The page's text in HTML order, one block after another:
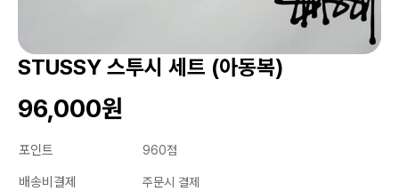
STUSSY 스투시 세트 (아동복)
96,000원
포인트 960점
배송비결제 주문시 결제